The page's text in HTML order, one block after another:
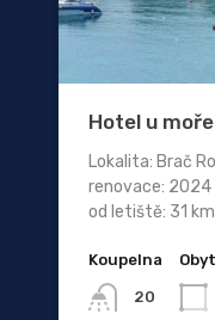
Hotel u
Lokalita: Brač
renovace:
od letiště: 31
Koupelna
20